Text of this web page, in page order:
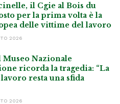
il Cgie al Bois du
per la prima volta è la
delle vittime del lavoro
2026
Nazionale
ricorda la tragedia: “La
resta una sfida
2026